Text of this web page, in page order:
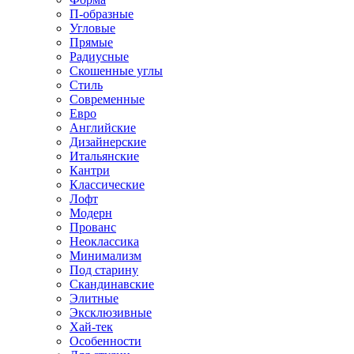
П-образные
Угловые
Прямые
Радиусные
Скошенные углы
Стиль
Современные
Евро
Английские
Дизайнерские
Итальянские
Кантри
Классические
Лофт
Модерн
Прованс
Неоклассика
Минимализм
Под старину
Скандинавские
Элитные
Эксклюзивные
Хай-тек
Особенности